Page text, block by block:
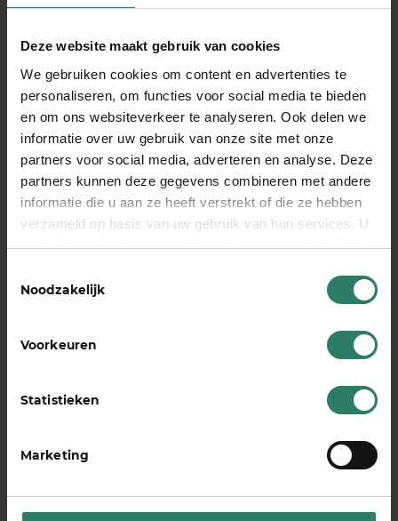
Deze website maakt gebruik van cookies
We gebruiken cookies om content en advertenties te
personaliseren, om functies voor social media te bieden
en om ons websiteverkeer te analyseren. Ook delen we
informatie over uw gebruik van onze site met onze
partners voor social media, adverteren en analyse. Deze
partners kunnen deze gegevens combineren met andere
informatie die u aan ze heeft verstrekt of die ze hebben
verzameld op basis van uw gebruik van hun services. U
gaat akkoord met onze cookies als u onze website blijft
Noodzakelijk
Voorkeuren
Statistieken
Marketing
Training: Werk-privébalans